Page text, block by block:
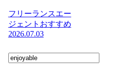
フリーランスエー
ジェントおすすめ
2026.07.03